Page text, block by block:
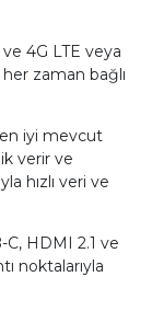
4G LTE veya
her zaman bağlı
iyi mevcut
verir ve
hızlı veri ve
HDMI 2.1 ve
noktalarıyla